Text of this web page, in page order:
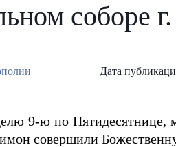
соборе
Дата
9-ю по
совершили